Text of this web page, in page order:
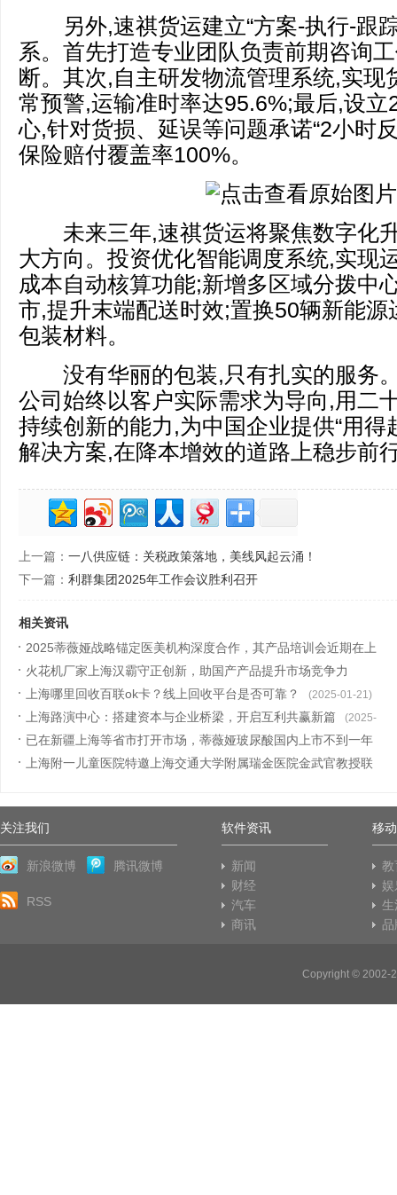
另外,速祺货运建立“方案-执行-跟踪
系。首先打造专业团队负责前期咨询
断。其次,自主研发物流管理系统,实现
常预警,运输准时率达95.6%;最后,设立
心,针对货损、延误等问题承诺“2小时
保险赔付覆盖率100%。
未来三年,速祺货运将聚焦数字化
大方向。投资优化智能调度系统,实现
成本自动核算功能;新增多区域分拨中
市,提升末端配送时效;置换50辆新能源
包装材料。
没有华丽的包装,只有扎实的服务
公司始终以客户实际需求为导向,用二
持续创新的能力,为中国企业提供“用得
解决方案,在降本增效的道路上稳步前
上一篇： 一八供应链：关税政策落地，美线风起云涌！
下一篇： 利群集团2025年工作会议胜利召开
相关资讯
2025蒂薇娅战略锚定医美机构深度合作，其产品培训会近期在上
海圆满举
(2025-02-13)
火花机厂家上海汉霸守正创新，助国产产品提升市场竞争力
(2025-02-11)
上海哪里回收百联ok卡？线上回收平台是否可靠？ (2025-01-21)
上海路演中心：搭建资本与企业桥梁，开启互利共赢新篇 (2025-
01-20)
已在新疆上海等省市打开市场，蒂薇娅玻尿酸国内上市不到一年
发展态势
(2025-01-17)
上海附一儿童医院特邀上海交通大学附属瑞金医院金武官教授联
关注我们
新浪微博 腾讯微博
RSS
软件资讯
新闻
财经
汽车
商讯
移
教
娱
生
Copyright © 2002-